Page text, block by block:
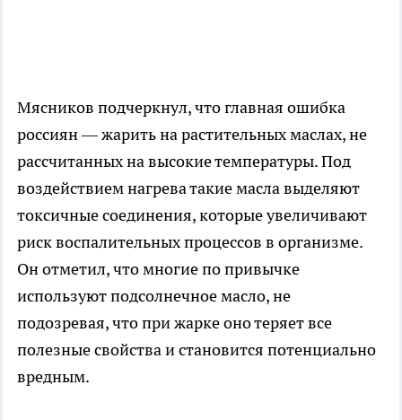
Мясников подчеркнул, что главная ошибка
россиян — жарить на растительных маслах, не
рассчитанных на высокие температуры. Под
воздействием нагрева такие масла выделяют
токсичные соединения, которые увеличивают
риск воспалительных процессов в организме.
Он отметил, что многие по привычке
используют подсолнечное масло, не
подозревая, что при жарке оно теряет все
полезные свойства и становится потенциально
вредным.